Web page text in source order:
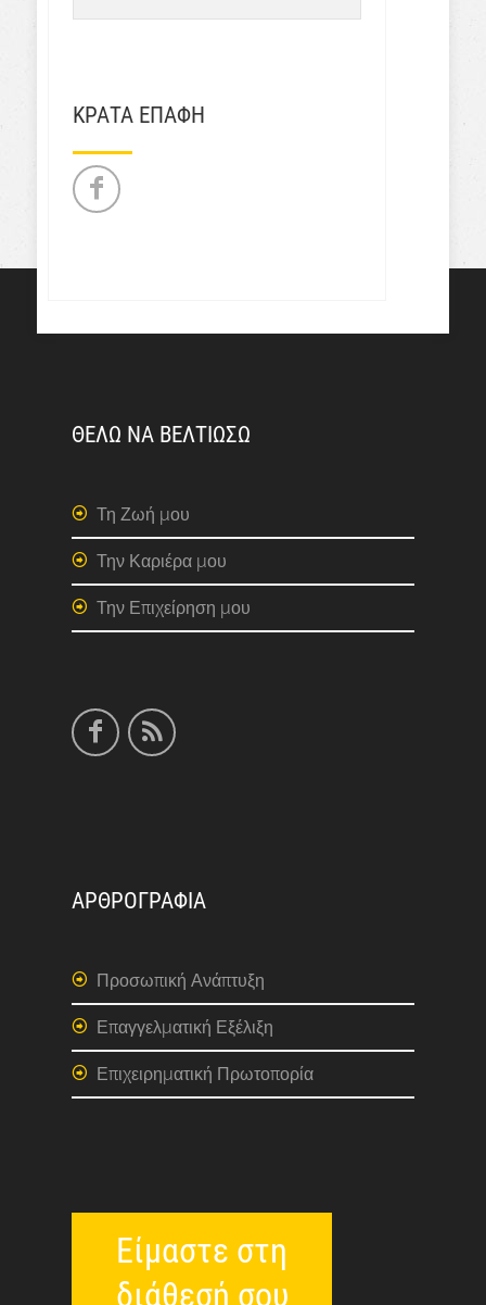
ΚΡΑΤΑ ΕΠΑΦΗ
ΘΕΛΩ ΝΑ ΒΕΛΤΙΩΣΩ
Τη Ζωή μου
Την Καριέρα μου
Την Επιχείρηση μου
ΑΡΘΡΟΓΡΑΦΙΑ
Προσωπική Ανάπτυξη
Επαγγελματική Εξέλιξη
Επιχειρηματική Πρωτοπορία
Είμαστε στη
διάθεσή σου